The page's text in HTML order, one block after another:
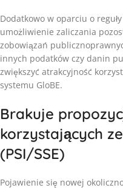
Dodatkowo w oparciu o
umożliwienie zaliczania
zobowiązań
innych podatków czy danin
zwiększyć atrakcyjność
systemu GloBE.
Brakuje
korzystających
(PSI/SSE)
Pojawienie się nowej